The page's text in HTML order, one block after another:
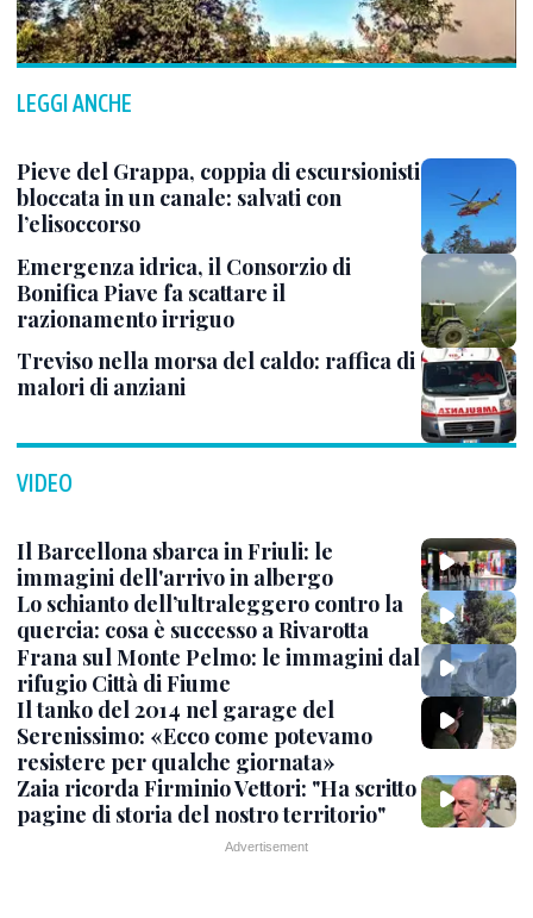
LEGGI ANCHE
Pieve del Grappa, coppia di escursionisti
bloccata in un canale: salvati con
l’elisoccorso
Emergenza idrica, il Consorzio di
Bonifica Piave fa scattare il
razionamento irriguo
Treviso nella morsa del caldo: raffica di
malori di anziani
VIDEO
Il Barcellona sbarca in Friuli: le
immagini dell'arrivo in albergo
Lo schianto dell’ultraleggero contro la
quercia: cosa è successo a Rivarotta
Frana sul Monte Pelmo: le immagini dal
rifugio Città di Fiume
Il tanko del 2014 nel garage del
Serenissimo: «Ecco come potevamo
resistere per qualche giornata»
Zaia ricorda Firminio Vettori: "Ha scritto
pagine di storia del nostro territorio"